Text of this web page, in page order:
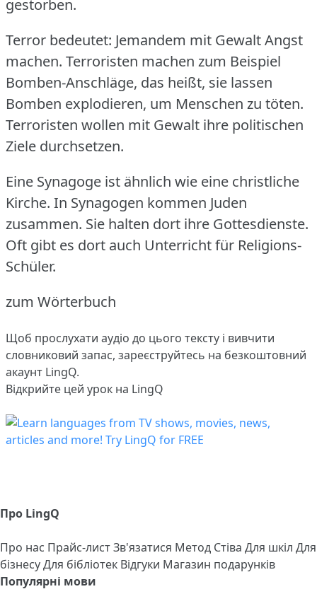
gestorben.
Terror bedeutet: Jemandem mit Gewalt Angst
machen. Terroristen machen zum Beispiel
Bomben-Anschläge, das heißt, sie lassen
Bomben explodieren, um Menschen zu töten.
Terroristen wollen mit Gewalt ihre politischen
Ziele durchsetzen.
Eine Synagoge ist ähnlich wie eine christliche
Kirche. In Synagogen kommen Juden
zusammen. Sie halten dort ihre Gottesdienste.
Oft gibt es dort auch Unterricht für Religions-
Schüler.
zum Wörterbuch
Щоб прослухати аудіо до цього тексту і вивчити
словниковий запас, зареєструйтесь на безкоштовний
акаунт LingQ.
Відкрийте цей урок на LingQ
Про LingQ
Про нас Прайс-листЗв'язатися Метод Стіва Для шкіл Для
бізнесуДля бібліотек Відгуки Магазин подарунків
Популярні мови